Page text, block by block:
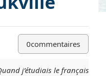
0commentaires
j’étudiais le français